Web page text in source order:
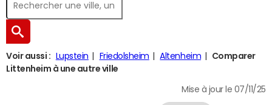
Voir aussi : Lupstein Friedolsheim Altenheim
Comparer
Littenheim à une autre ville
Mise à jour le 07/11/25